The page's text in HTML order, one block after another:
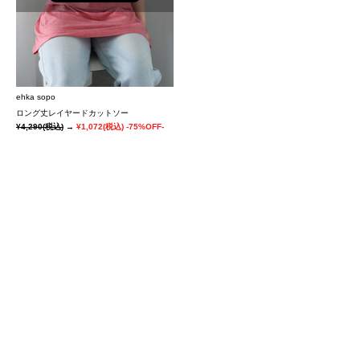
ehka sopo
ロング丈レイヤードカットソー
¥4,290(税込) → ¥1,072(税込) -75%OFF-